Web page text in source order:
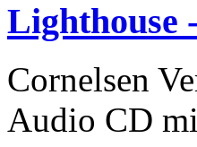
Lighthouse
Cornelsen
Audio CD